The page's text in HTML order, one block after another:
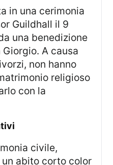
Guildhall il 9
una benedizione
A causa
non hanno
religioso
con la
abito corto color